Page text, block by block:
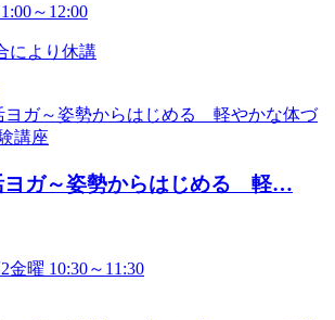
～12:00
により休講
ヨガ～姿勢からはじめる 軽…
金曜 10:30～11:30